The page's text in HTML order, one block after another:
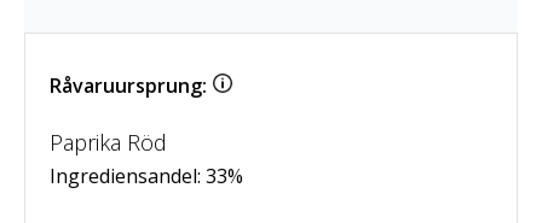
Råvaruursprung:
Paprika Röd
Ingrediensandel: 33%